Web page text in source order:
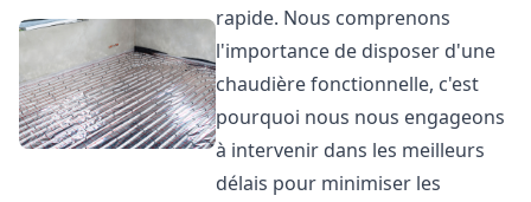
rapide. Nous comprenons
l'importance de disposer d'une
chaudière fonctionnelle, c'est
pourquoi nous nous engageons
à intervenir dans les meilleurs
délais pour minimiser les